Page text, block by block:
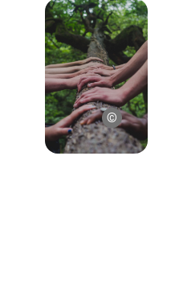
Aktuelles & News
Gottesdienste
Taufe, Erstkommunion,
Hochzeit
Tod, Beerdigung &
Seelsorge
Arbeitskreise &
Arbeitskreise &